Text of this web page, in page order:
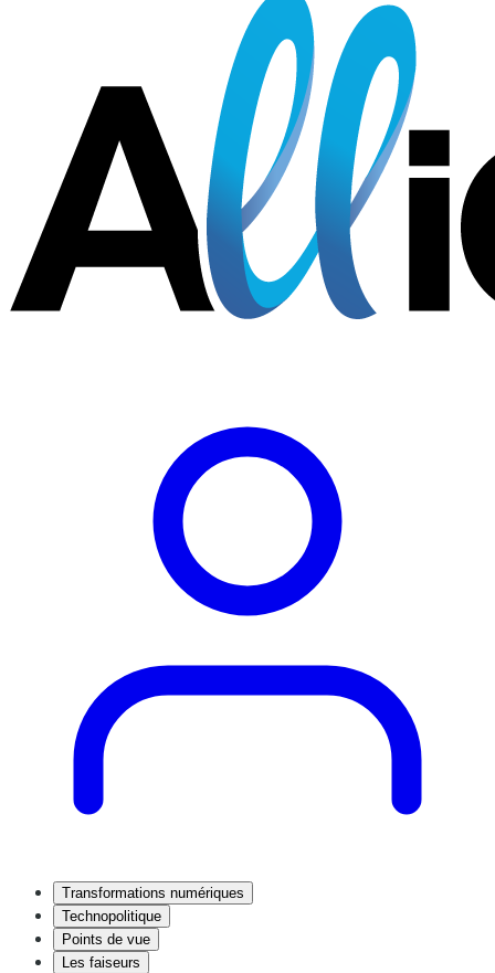
Transformations numériques
Technopolitique
Points de vue
Les faiseurs